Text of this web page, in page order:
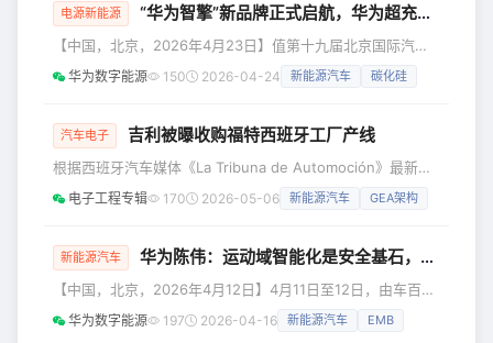
科技园篮球馆圆满落幕。全球44个分会场、一万多名小米人
通过线上线下联动，共同见证了这场属于小米人的文化盛会。
01 脚踏实地，仰望星空 大会伊始，小米集团合伙人、集团总
裁兼手
电源新能源 “华为智擎”新品牌正式启航，华为超充战略及系列新品重磅发布
【中国，北京，2026年4月23日】值第十九届北京国际汽车
展览会开幕前夕，2026华为智擎&amp;华为超充战略与新品
发布会于4月23日在京举行，华为宣布HUAWEI DriveONE全
时重磅发布了华为超充系列产品与解决方案。期间，华为数字
能源携手来自车企、充电运营商、物流企业等众多行业代表共
同为“超充联盟共筑全电物流新动脉”启航仪式揭幕，旨
华为数字能源 150 2026-04-24 新能源汽车 碳化硅
汽车电子 吉利被曝收购福特西班牙工厂产线
根据西班牙汽车媒体《La Tribuna de Automoción》最新报
道，吉利此次收购的并非整个工厂，而是福特位于西班牙瓦伦
西亚阿尔穆萨费斯（Almussafes）工厂的Body 3装配线。
（GEA）打造的车型。GEA架构技术先进，目前已支撑起银
河A7、E5等多款热门车型。报道透露，这款新车的内部代号
为“135”。虽然官方信息有限，但外媒普
电子工程专辑 170 2026-05-06 新能源汽车 GEA架构
新能源汽车 华为陈伟：运动域智能化是安全基石，华为智擎实现“精准守护”
【中国，北京，2026年4月12日】4月11日至12日，由车百会
研究院主办的智能电动汽车发展高层论坛（2026）在北京召
开。在12日上午举行的分论坛“新能源汽车智能动力系统创新
华为数字能源 197 2026-04-16 新能源汽车 EMB